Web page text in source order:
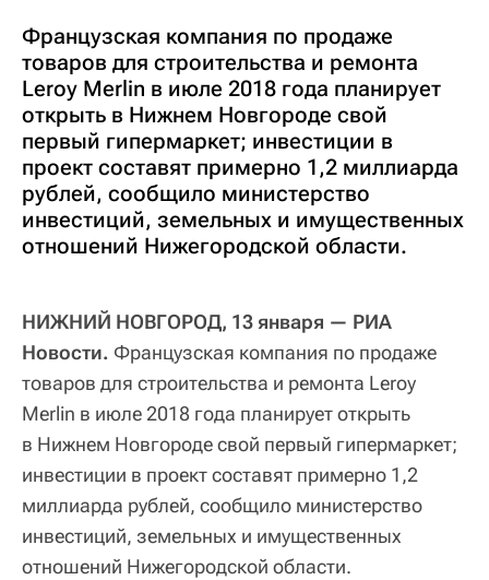
Французская компания по продаже
товаров для строительства и ремонта
Leroy Merlin в июле 2018 года планирует
открыть в Нижнем Новгороде свой
первый гипермаркет; инвестиции в
проект составят примерно 1,2 миллиарда
рублей, сообщило министерство
инвестиций, земельных и имущественных
отношений Нижегородской области.
НИЖНИЙ НОВГОРОД, 13 января — РИА
Новости. Французская компания по продаже
товаров для строительства и ремонта Leroy
Merlin в июле 2018 года планирует открыть
в Нижнем Новгороде свой первый гипермаркет;
инвестиции в проект составят примерно 1,2
миллиарда рублей, сообщило министерство
инвестиций, земельных и имущественных
отношений Нижегородской области.